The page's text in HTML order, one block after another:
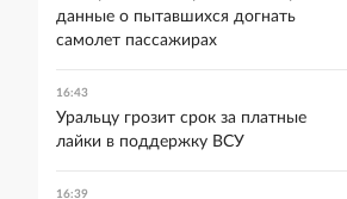
данные о пытавшихся догнать
самолет пассажирах
16:43
Уральцу грозит срок за платные
лайки в поддержку ВСУ
16:39